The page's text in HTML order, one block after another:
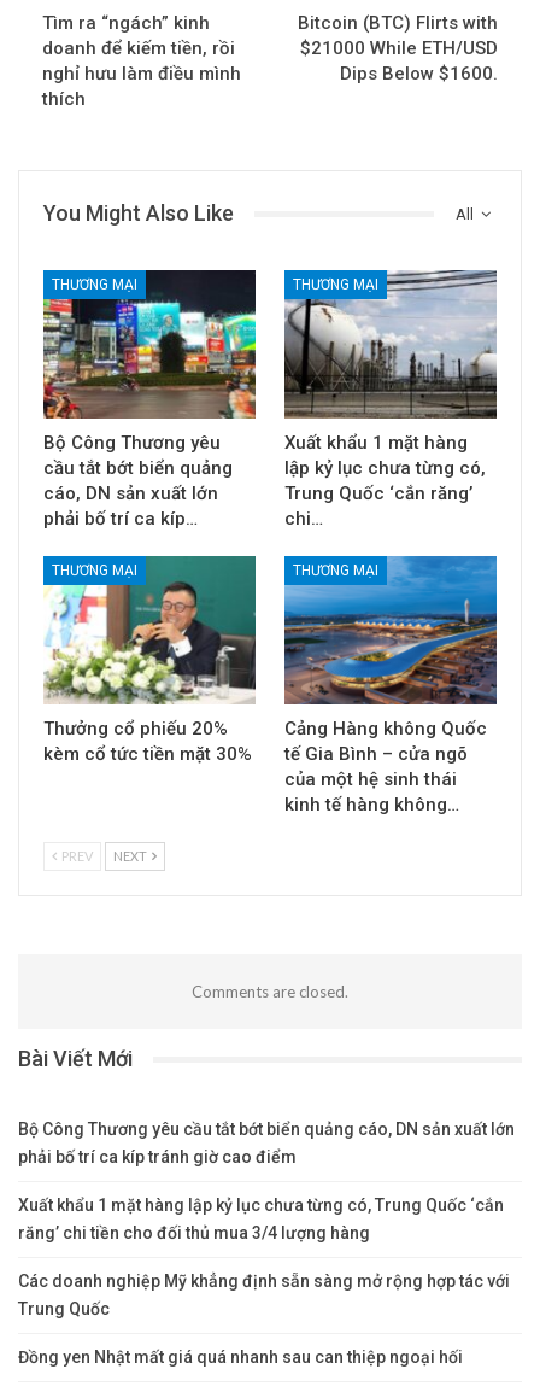
Tìm ra “ngách” kinh
doanh để kiếm tiền, rồi
nghỉ hưu làm điều mình
thích
Bitcoin (BTC) Flirts with
$21000 While ETH/USD
Dips Below $1600.
All
You Might Also Like
THƯƠNG MẠI
Bộ Công Thương yêu
cầu tắt bớt biển quảng
cáo, DN sản xuất lớn
phải bố trí ca kíp…
THƯƠNG MẠI
Xuất khẩu 1 mặt hàng
lập kỷ lục chưa từng có,
Trung Quốc ‘cắn răng’
chi…
THƯƠNG MẠI
Thưởng cổ phiếu 20%
kèm cổ tức tiền mặt 30%
THƯƠNG MẠI
Cảng Hàng không Quốc
tế Gia Bình – cửa ngõ
của một hệ sinh thái
kinh tế hàng không…
PREV NEXT
Comments are closed.
Bài Viết Mới
Bộ Công Thương yêu cầu tắt bớt biển quảng cáo, DN sản xuất lớn
phải bố trí ca kíp tránh giờ cao điểm
Xuất khẩu 1 mặt hàng lập kỷ lục chưa từng có, Trung Quốc ‘cắn
răng’ chi tiền cho đối thủ mua 3/4 lượng hàng
Các doanh nghiệp Mỹ khẳng định sẵn sàng mở rộng hợp tác với
Trung Quốc
Đồng yen Nhật mất giá quá nhanh sau can thiệp ngoại hối